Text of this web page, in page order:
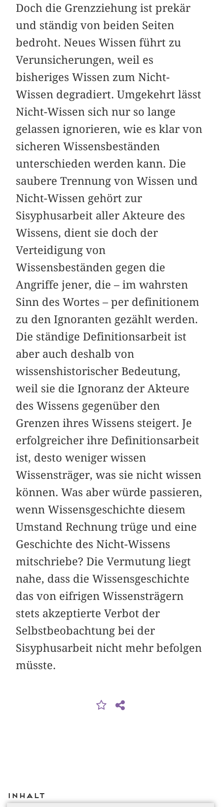
Doch die Grenzziehung ist prekär
und ständig von beiden Seiten
bedroht. Neues Wissen führt zu
Verunsicherungen, weil es
bisheriges Wissen zum Nicht-
Wissen degradiert. Umgekehrt lässt
Nicht-Wissen sich nur so lange
gelassen ignorieren, wie es klar von
sicheren Wissensbeständen
unterschieden werden kann. Die
saubere Trennung von Wissen und
Nicht-Wissen gehört zur
Sisyphusarbeit aller Akteure des
Wissens, dient sie doch der
Verteidigung von
Wissensbeständen gegen die
Angriffe jener, die – im wahrsten
Sinn des Wortes – per definitionem
zu den Ignoranten gezählt werden.
Die ständige Definitionsarbeit ist
aber auch deshalb von
wissenshistorischer Bedeutung,
weil sie die Ignoranz der Akteure
des Wissens gegenüber den
Grenzen ihres Wissens steigert. Je
erfolgreicher ihre Definitionsarbeit
ist, desto weniger wissen
Wissensträger, was sie nicht wissen
können. Was aber würde passieren,
wenn Wissensgeschichte diesem
Umstand Rechnung trüge und eine
Geschichte des Nicht-Wissens
mitschriebe? Die Vermutung liegt
nahe, dass die Wissensgeschichte
das von eifrigen Wissensträgern
stets akzeptierte Verbot der
Selbstbeobachtung bei der
Sisyphusarbeit nicht mehr befolgen
müsste.
Inhalt